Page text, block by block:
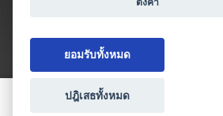
ยอมรับทั้งหมด
ปฎิเสธทั้งหมด